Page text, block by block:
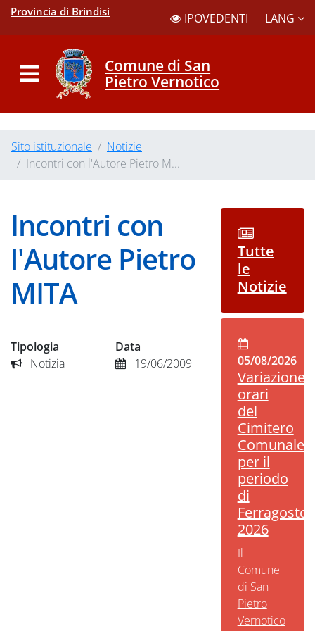
Provincia di Brindisi IPOVEDENTI LANG
Comune di San
Pietro Vernotico
Sito istituzionale
Notizie
Incontri con l'Autore Pietro M...
Incontri con
l'Autore Pietro
MITA
Tipologia
Notizia
Data
19/06/2009
Tutte
le
Notizie
05/08/2026
Variazione
orari
del
Cimitero
Comunale
per il
periodo
di
Ferragosto
2026
Il
Comune
di San
Pietro
Vernotico